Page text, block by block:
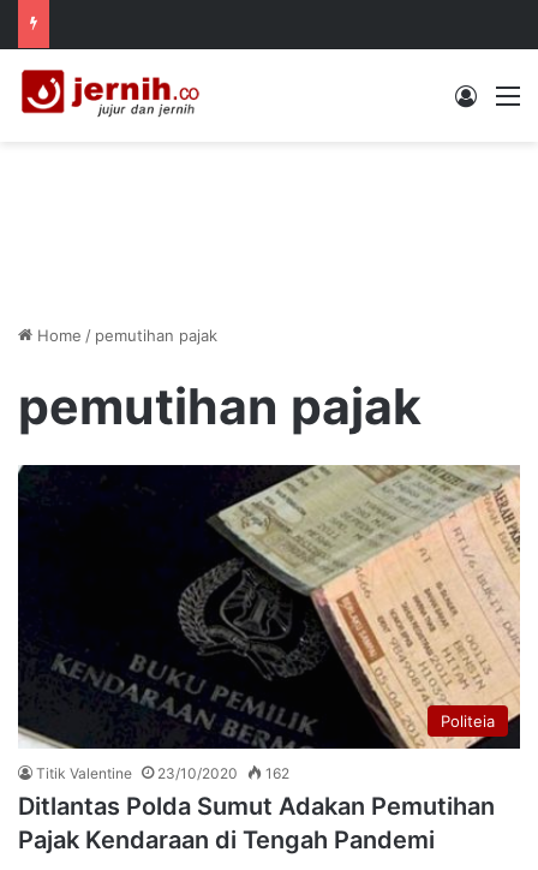
Log In
Home / pemutihan pajak
pemutihan pajak
Politeia
Titik Valentine 23/10/2020 162
Ditlantas Polda Sumut Adakan Pemutihan
Pajak Kendaraan di Tengah Pandemi